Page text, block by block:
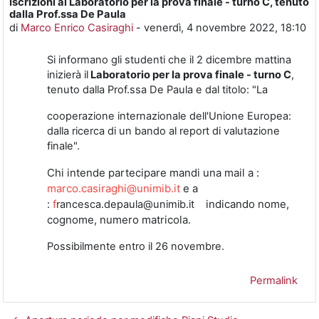
dalla Prof.ssa De Paula
di Marco Enrico Casiraghi - venerdì, 4 novembre 2022, 18:10
Numero di risposte: 0
Si informano gli studenti che il 2 dicembre mattina
inizierà il Laboratorio per la prova finale - turno C,
tenuto dalla Prof.ssa De Paula e dal titolo: "La
cooperazione internazionale dell'Unione Europea:
dalla ricerca di un bando al report di valutazione
finale".
Chi intende partecipare mandi una mail a :
marco.casiraghi@unimib.it e a
: francesca.depaula@unimib.it indicando nome,
cognome, numero matricola.
Possibilmente entro il 26 novembre.
Permalink